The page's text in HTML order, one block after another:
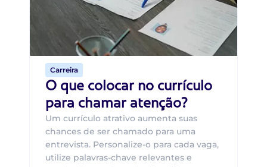
Carreira
O que colocar no currículo
para chamar atenção?
Um currículo atrativo aumenta suas
chances de ser chamado para uma
entrevista. Personalize-o para cada vaga,
utilize palavras-chave relevantes e